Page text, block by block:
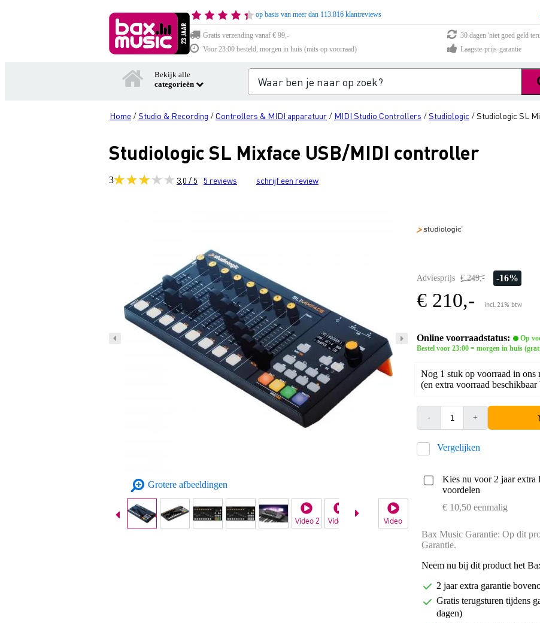
op basis van meer dan 113.816 klantreviews
Gratis verzending vanaf € 99,-
30 dagen 'niet goed geld
Voor 23:00 besteld, morgen in huis (mits op voorraad)
Laagste-prijs-garantie
Bekijk alle
categorieën
Home /Studio & Recording / Controllers & MIDI apparatuur / MIDI Studio Controllers /Studiologic /Studiologic SL
Studiologic SL Mixface USB/MIDI controller
3 3,0 / 5 5 reviews schrijf een review
Grotere afbeeldingen
Video
Video 2 Video 3 Video 4 Video 5
Adviesprijs € 249,- -16%
€ 210,- incl. 21% btw
Online voorraadstatus:
Op
Bestel voor 23:00 = morgen in huis
Nog 1 stuk op voorraad in ons
(en extra voorraad
- +
Vergelijken
Kies nu voor 2 jaar extra
voordelen
€ 10,50 eenmalig
Bax Music Garantie: Op dit
Garantie.
Neem nu bij dit product het
2 jaar extra garantie
Gratis terugsturen tijdens
dagen)